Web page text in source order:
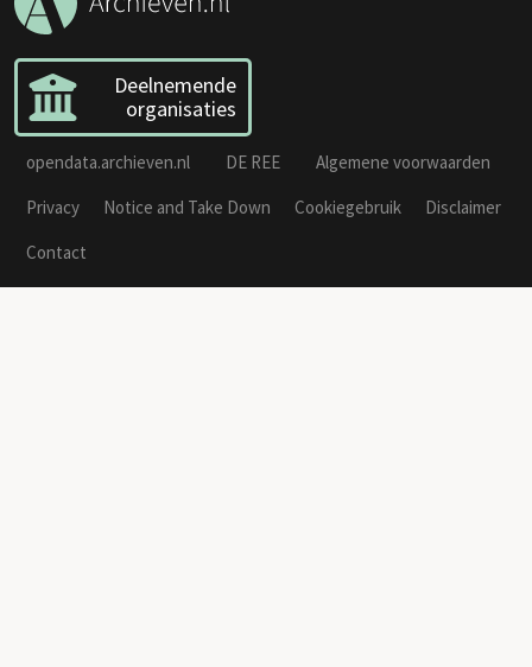
Deelnemende
organisaties
opendata.archieven.nl DE REE
Algemene voorwaarden
Privacy
Notice and Take Down Cookiegebruik
Disclaimer
Contact